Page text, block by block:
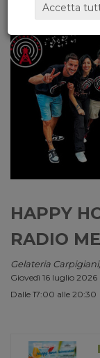
HAPPY
RADIO
Gelateria
Giovedì 16 luglio 2026
Dalle 17:00 alle 20:30
Accetta